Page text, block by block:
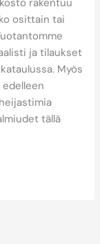
osittain tai
ja tilaukset
Myös
tällä